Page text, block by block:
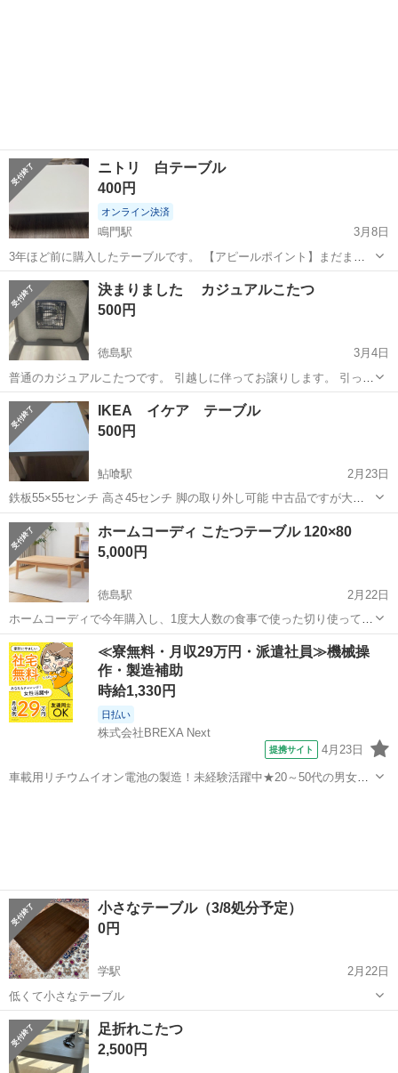
ニトリ 白テーブル
400円
オンライン決済
鳴門駅
3月8日
3年ほど前に購入したテーブルです。 【アピールポイント】まだまだ
使えると思います。 【希望取引場所】3月7日、8日、17日、20日、21
日、22日 【希望取引日時】要相談 上記の条件に合わせてくださる方を
優先させていただ...
徳島 鳴門市 鳴門駅 テーブル
決まりました カジュアルこたつ
500円
徳島駅
3月4日
普通のカジュアルこたつです。 引越しに伴ってお譲りします。 引っ越
し日が、決まっていない為、お取り引き日程は一週間前にお知らせ致
します。線は、ありますが、机として使用していたので、確認出来て
いません。 3Nでお願いします。 ...
徳島 徳島市 エレベーター
IKEA イケア テーブル
500円
鮎喰駅
2月23日
鉄板55×55センチ 高さ45センチ 脚の取り外し可能 中古品ですが大き
な汚れはないかと思います。 ２台ございます。ご希望ありましたらコ
メント宜しくお願い致します！
徳島 徳島市 テーブル
ホームコーディ こたつテーブル 120×80
5,000円
徳島駅
2月22日
ホームコーディで今年購入し、1度大人数の食事で使った切り使ってい
ません。 【サイズ】 幅120cm×奥行き80cm×高さ39(44)cm 【傷な
どの状態】とくに目立った傷はありません。 【アピールポイント】1
度しか使って...
徳島 徳島市 徳島駅 テーブル ホームコーディ
≪寮無料・月収29万円・派遣社員≫機械操
作・製造補助
時給1,330円
日払い
株式会社BREXA Next
提携サイト 4月23日
車載用リチウムイオン電池の製造！未経験活躍中★20～50代の男女活
小さなテーブル（3/8処分予定）
0円
学駅
2月22日
低くて小さなテーブル
徳島 吉野川市
足折れこたつ
2,500円